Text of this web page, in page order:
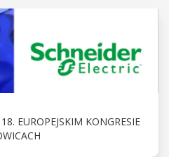
EUROPEJSKIM KONGRESIE